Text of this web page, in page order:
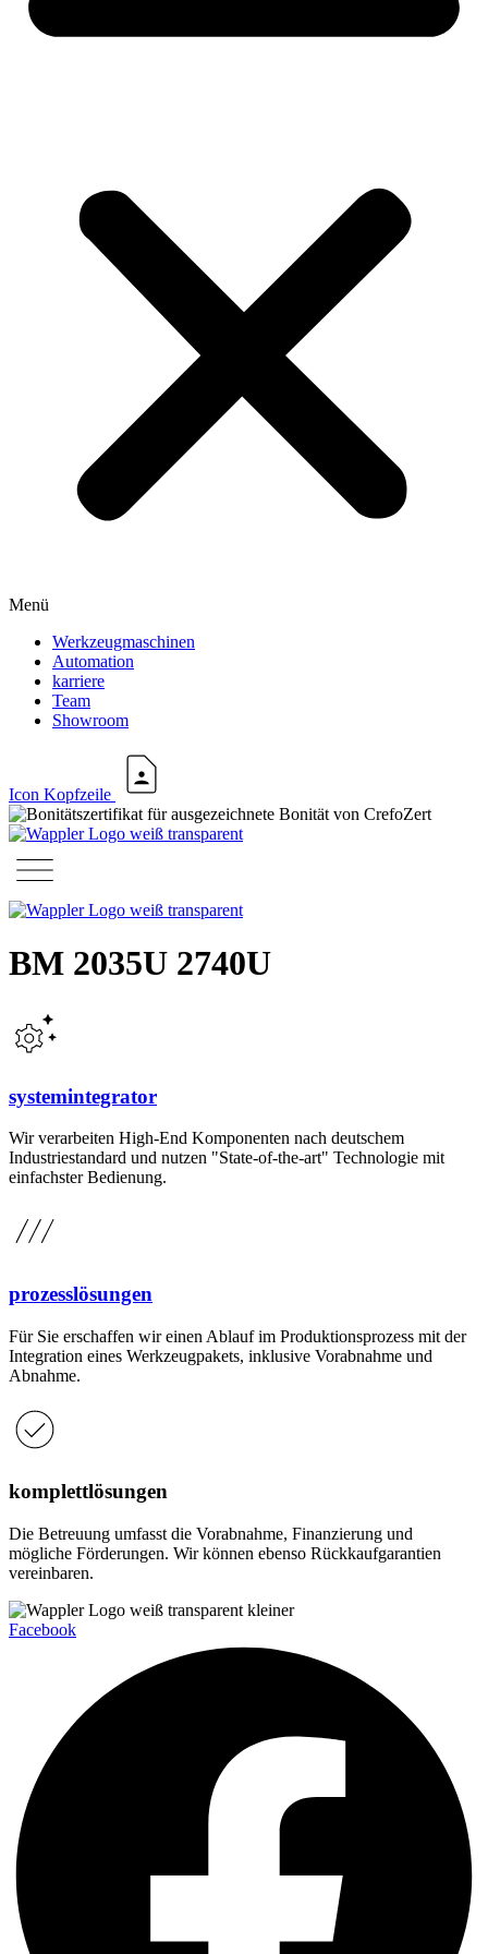
Menü
Werkzeugmaschinen
Automation
karriere
Team
Showroom
Icon Kopfzeile
BM 2035U 2740U
systemintegrator
Wir verarbeiten High-End Komponenten nach deutschem
Industriestandard und nutzen "State-of-the-art" Technologie mit
einfachster Bedienung.
prozesslösungen
Für Sie erschaffen wir einen Ablauf im Produktionsprozess mit der
Integration eines Werkzeugpakets, inklusive Vorabnahme und
Abnahme.
komplettlösungen
Die Betreuung umfasst die Vorabnahme, Finanzierung und
mögliche Förderungen. Wir können ebenso Rückkaufgarantien
vereinbaren.
Facebook